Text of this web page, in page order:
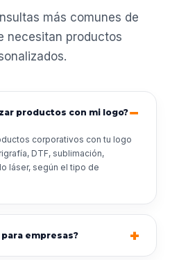
más comunes de
necesitan productos
productos con mi logo?
corporativos con tu logo
DTF, sublimación,
láser, según el tipo de
empresas?